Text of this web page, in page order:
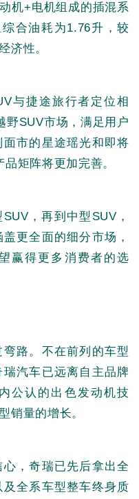
机+电机组成的插混系
合油耗为1.76升，较
济性。
与捷途旅行者定位相
野SUV市场，满足用户
市的星途瑶光和即将
矩阵将更加完善。
，再到中型SUV，
更全面的细分市场，
赢得更多消费者的选
路。不在前列的车型
汽车已远离自主品牌
公认的出色发动机技
销量的增长。
，奇瑞已先后拿出全
全系车型整车终身质